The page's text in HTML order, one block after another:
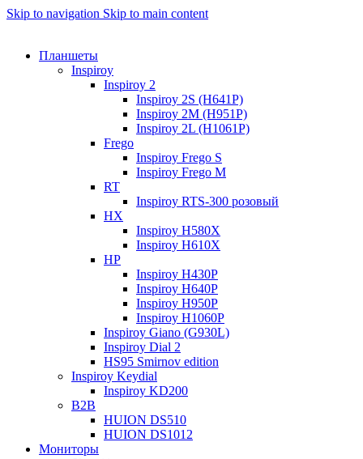
Skip to navigation Skip to main content
Планшеты
Inspiroy
Inspiroy 2
Inspiroy 2S (H641P)
Inspiroy 2M (H951P)
Inspiroy 2L (H1061P)
Frego
Inspiroy Frego S
Inspiroy Frego M
RT
Inspiroy RTS-300 розовый
HX
Inspiroy H580X
Inspiroy H610X
HP
Inspiroy H430P
Inspiroy H640P
Inspiroy H950P
Inspiroy H1060P
Inspiroy Giano (G930L)
Inspiroy Dial 2
HS95 Smirnov edition
Inspiroy Keydial
Inspiroy KD200
B2B
HUION DS510
HUION DS1012
Мониторы